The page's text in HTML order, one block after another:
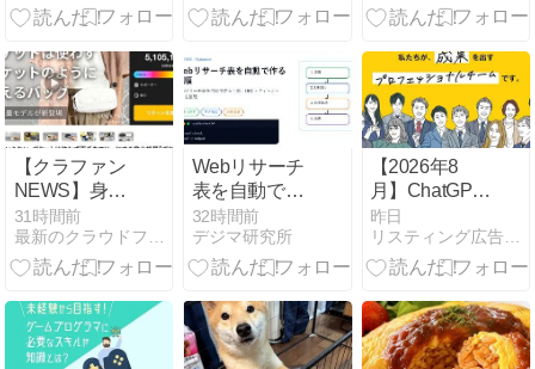
比較
切り銀鮭のデ
認【楽天】
目線で真実を
【クラファン
NEWS】身軽
に、快適に、
もっと自由
に。毎日の外
ートする注目
プロジェクト
3選
31時間前
Webリサーチ
表を自動で作
る手順｜
URL・タイト
ル・メモを整
32時間前
デジマ研究所
【2026年8
月】ChatGPT
広告の最新ア
ップデート情
報
昨日